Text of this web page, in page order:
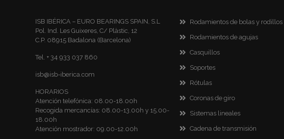
ISB IBÉRICA – EURO BEARINGS SPAIN, S.L
Pol. Ind. Les Guixeres, C/ Plàstic, 12
C.P. 08915 Badalona (Barcelona)
Tel. + 34 933 037 860
isb@isb-iberica.com
HORARIOS
Atención telefónica: 08.00-18.00h
Recogida mercancías: 08.00-13.00h y 15.00-
18.00h
Atención mostrador: 09.00-12.00h
Rodamientos de bolas y rodillos
Rodamientos de agujas
Casquillos
Soportes
Rótulas
Coronas de giro
Sistemas lineales
Cadena de transmisión